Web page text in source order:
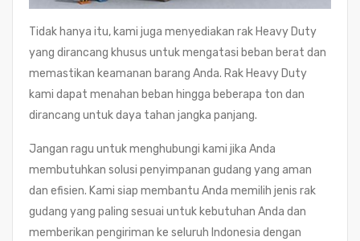
Tidak hanya itu, kami juga menyediakan rak Heavy Duty
yang dirancang khusus untuk mengatasi beban berat dan
memastikan keamanan barang Anda. Rak Heavy Duty
kami dapat menahan beban hingga beberapa ton dan
dirancang untuk daya tahan jangka panjang.
Jangan ragu untuk menghubungi kami jika Anda
membutuhkan solusi penyimpanan gudang yang aman
dan efisien. Kami siap membantu Anda memilih jenis rak
gudang yang paling sesuai untuk kebutuhan Anda dan
memberikan pengiriman ke seluruh Indonesia dengan